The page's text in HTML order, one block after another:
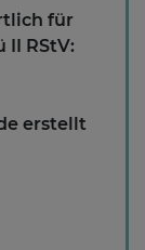
für
II RStV:
erstellt